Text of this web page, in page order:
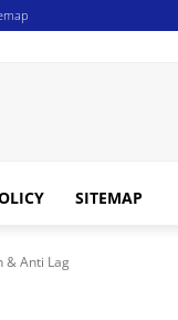
SITEMAP
& Anti Lag